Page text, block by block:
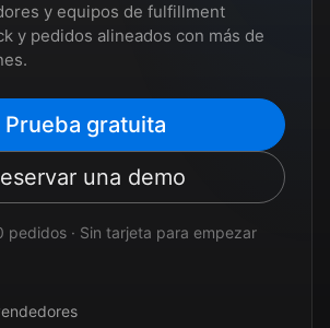
y equipos de fulfillment
y pedidos alineados con más de
Prueba gratuita
una demo
pedidos · Sin tarjeta para empezar